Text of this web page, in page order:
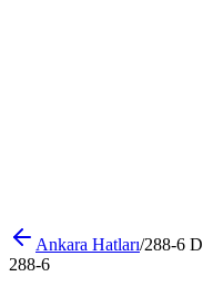
Ankara Hatları/288-6
288-6